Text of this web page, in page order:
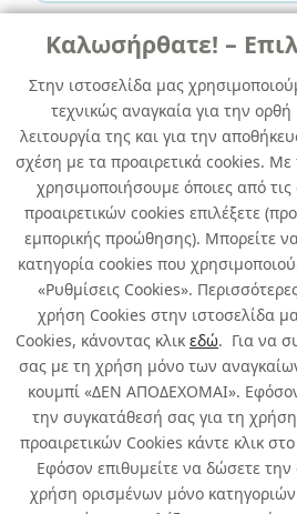
Καλωσήρθατε! –
Στην ιστοσελίδα μας
τεχνικώς αναγκαία για την
λειτουργία της και για την
σχέση με τα προαιρετικά cookies.
χρησιμοποιήσουμε όποιες από τις
προαιρετικών cookies επιλέξετε
εμπορικής προώθησης). Μπορείτε
κατηγορία cookies που
«Ρυθμίσεις Cookies».
χρήση Cookies στην ιστοσελίδα
Cookies, κάνοντας κλικ εδώ. Για να
σας με τη χρήση μόνο των
κουμπί «ΔΕΝ ΑΠΟΔΕΧΟΜΑΙ».
την συγκατάθεσή σας για τη
προαιρετικών Cookies κάντε κλικ
Εφόσον επιθυμείτε να δώσετε
χρήση ορισμένων μόνο
ΓENIKHΣ XPHΣHΣ
DUPLICOLOR SPECIAL
black 400 ml
κωδ. 360783721
6τμχ/ συσκευασία
Άμεσα Διαθέσιμο
Σχετικά με εμάς
Χρήσιμα